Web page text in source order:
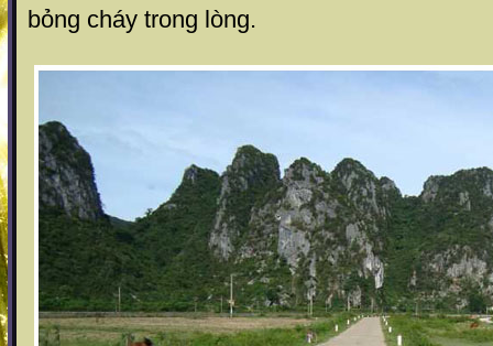
bỏng cháy trong lòng.